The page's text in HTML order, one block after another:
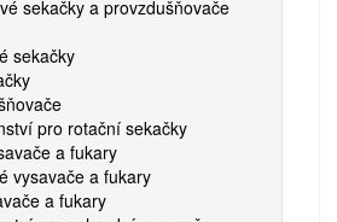
sekačky a provzdušňovače
sekačky
pro rotační sekačky
a fukary
vysavače a fukary
a fukary